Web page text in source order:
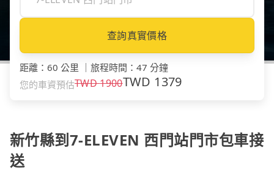
查詢真實價格
距離 ： 60 公里 旅程時間 ： 47 分鐘
您的車資預估TWD1900TWD 1379
新竹縣到7-ELEVEN 西門站門市包車接
送